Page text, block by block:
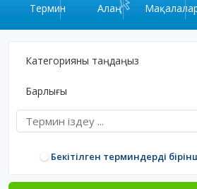
Термин Алаң
Категорияны таңдаңыз
Барлығы
Бекітілген терминдерді